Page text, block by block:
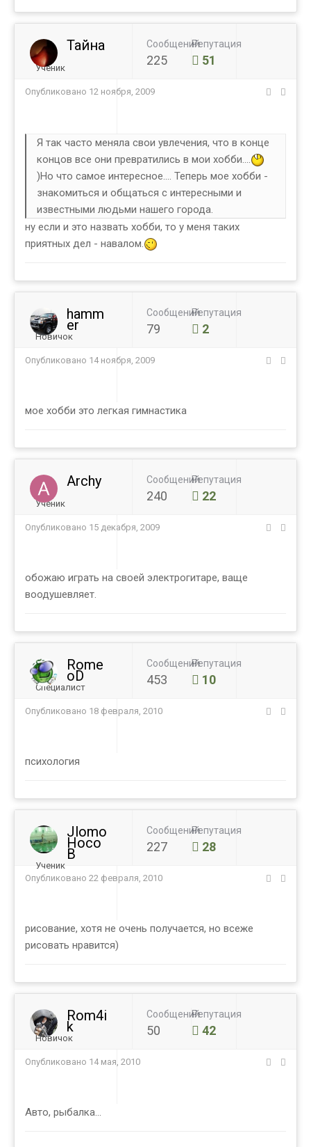
Тайна
Ученик
Сообщений
225
Репутация
51
Опубликовано 12 ноября, 2009
Я так часто меняла свои увлечения, что в конце
концов все они превратились в мои хобби....
)Но что самое интересное.... Теперь мое хобби -
знакомиться и общаться с интересными и
известными людьми нашего города.
ну если и это назвать хобби, то у меня таких
приятных дел - навалом.
hamm
er
Новичок
Сообщений
79
Репутация
2
Опубликовано 14 ноября, 2009
мое хобби это легкая гимнастика
Archy
Ученик
Сообщений
240
Репутация
22
Опубликовано 15 декабря, 2009
обожаю играть на своей электрогитаре, ваще
воодушевляет.
Rome
oD
Специалист
Сообщений
453
Репутация
10
Опубликовано 18 февраля, 2010
психология
Jlomo
Hoco
B
Ученик
Сообщений
227
Репутация
28
Опубликовано 22 февраля, 2010
рисование, хотя не очень получается, но всеже
рисовать нравится)
Rom4i
k
Новичок
Сообщений
50
Репутация
42
Опубликовано 14 мая, 2010
Авто, рыбалка...